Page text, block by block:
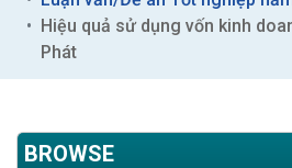
Hiệu quả sử dụng vốn kinh
Phát
BROWSE